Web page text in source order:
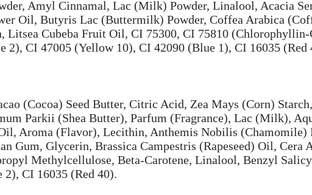
Amyl Cinnamal, Lac (Milk) Powder, Linalool, Acacia
Oil, Butyris Lac (Buttermilk) Powder, Coffea Arabica
Cubeba Fruit Oil, CI 75300, CI 75810 (Chlorophyllin-
2), CI 47005 (Yellow 10), CI 42090 (Blue 1), CI 16035 (Red
(Cocoa) Seed Butter, Citric Acid, Zea Mays (Corn)
Parkii (Shea Butter), Parfum (Fragrance), Lac (Milk),
Aroma (Flavor), Lecithin, Anthemis Nobilis (Chamomile)
Gum, Glycerin, Brassica Campestris (Rapeseed) Oil, Cera
Methylcellulose, Beta-Carotene, Linalool, Benzyl
CI 16035 (Red 40).